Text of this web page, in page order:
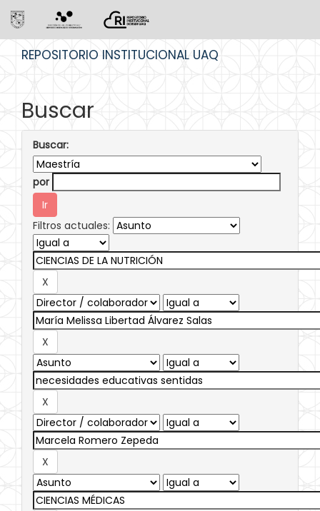
REPOSITORIO INSTITUCIONAL UAQ
Buscar
Buscar:
por
Filtros actuales: